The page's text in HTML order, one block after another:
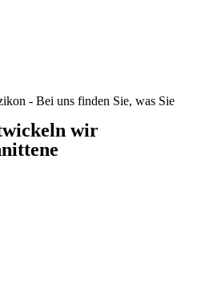
- Bei uns finden Sie, was Sie
wir